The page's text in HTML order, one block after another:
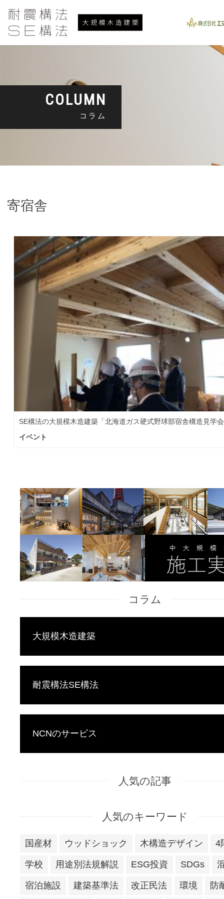
COLUMN
コラム
寄宿舎
SE構法の大規模木造建築「北海道ガス硬式野球部宿舎構造見学
イベント
コラム
大規模木造建築
耐震構法SE構法
NCNのサービス
人気の記事
人気のキーワード
国産材 ウッドショック 木構造デザイン 4
学校 用途別法規解説 ESG投資 SDGs
宿泊施設 建築基準法 改正民法 環境 防